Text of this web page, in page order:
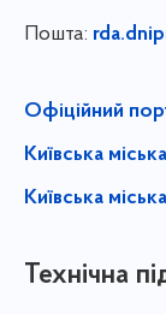
Пошта:
Офіційний
Київська
Київська
Технічна